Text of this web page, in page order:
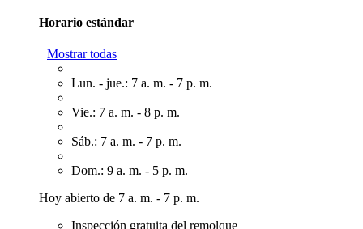
Horario estándar
Mostrar todas
Lun. - jue.: 7 a. m. - 7 p. m.
Vie.: 7 a. m. - 8 p. m.
Sáb.: 7 a. m. - 7 p. m.
Dom.: 9 a. m. - 5 p. m.
Hoy abierto de 7 a. m. - 7 p. m.
Inspección gratuita del remolque